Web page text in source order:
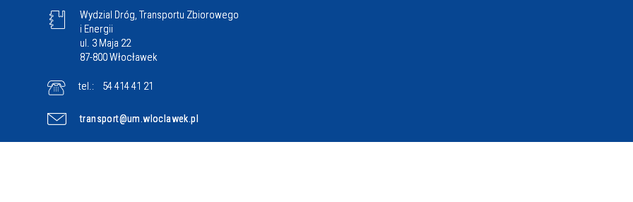
Wydzial Dróg, Transportu Zbiorowego
i Energii
ul. 3 Maja 22
87-800 Włocławek
tel.: 54 414 41 21
transport@um.wloclawek.pl